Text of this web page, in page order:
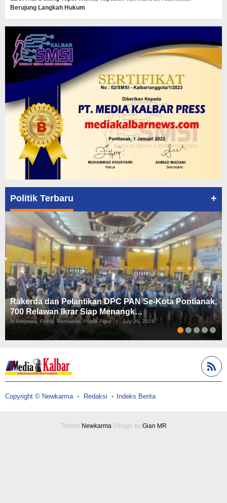
Berujung Langkah Hukum
Politik Terbaru +
Rakerda dan Pelantikan DPC PAN Se-Kota Pontianak,
700 Relawan Ikrar Siap Menangk…
In Peristiwa, Politik, Pontianak, Publik Figur July 29, 2026
Copyright © Newkarma Redaksi Indeks Berita
Theme NewkarmaDesign by Gian MR